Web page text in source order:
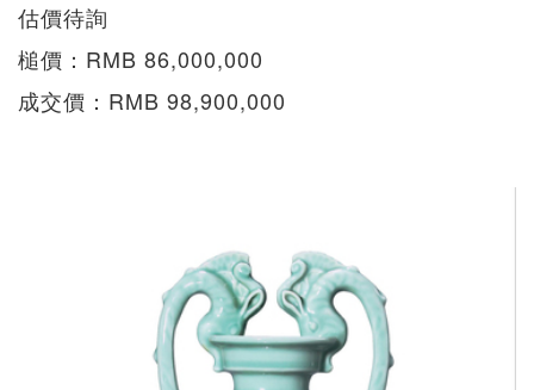
估價待詢
槌價：RMB 86,000,000
成交價：RMB 98,900,000